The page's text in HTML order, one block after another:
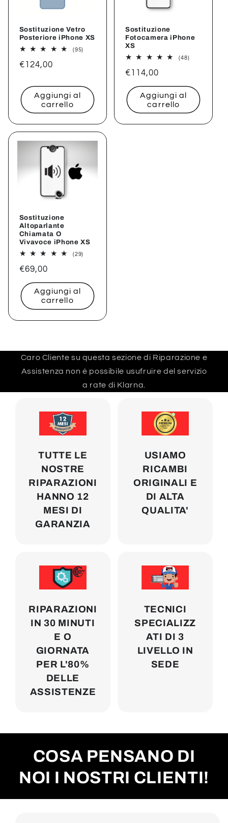
Sostituzione Vetro
Posteriore iPhone XS
(95)
Prezzo
listino
€124,00
Aggiungi al
carrello
Sostituzione
Fotocamera iPhone
XS
(48)48
Prezzo
listino
€114,00
Aggiungi al
carrello
Sostituzione
Altoparlante
Chiamata O
Vivavoce iPhone XS
(29)
Prezzo
listino
€69,00
Aggiungi al
carrello
Caro Cliente su questa sezione di Riparazione e
Assistenza non è possibile usufruire del servizio
a rate di Klarna.
TUTTE LE
NOSTRE
RIPARAZIONI
HANNO 12
MESI DI
GARANZIA
USIAMO
RICAMBI
ORIGINALI E
DI ALTA
QUALITA'
RIPARAZIONI
IN 30 MINUTI
E O
GIORNATA
PER L'80%
DELLE
ASSISTENZE
TECNICI
SPECIALIZZ
ATI DI 3
LIVELLO IN
SEDE
COSA PENSANO DI
NOI I NOSTRI CLIENTI!